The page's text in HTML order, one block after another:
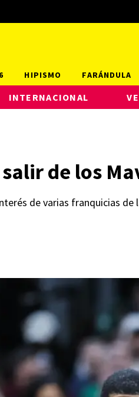
de los
de varias franquicias
HIPISMO FARÁNDULA
INTERNACIONAL